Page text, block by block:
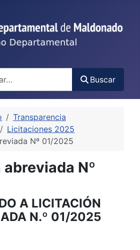
Buscar
Transparencia
Licitaciones 2025
Nº 01/2025
Nº
A LICITACIÓN
N.º 01/2025